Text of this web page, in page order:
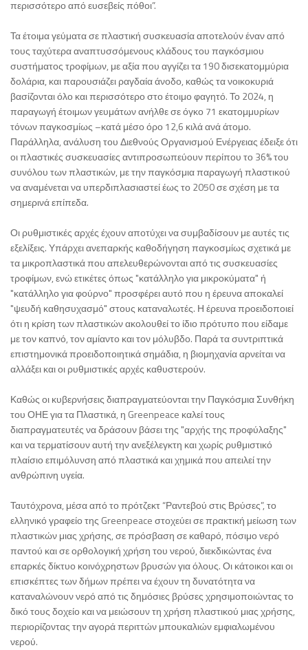
περισσότερο από ευσεβείς πόθοι”.
Τα έτοιμα γεύματα σε πλαστική συσκευασία αποτελούν έναν από
τους ταχύτερα αναπτυσσόμενους κλάδους του παγκόσμιου
συστήματος τροφίμων, με αξία που αγγίζει τα 190 δισεκατομμύρια
δολάρια, και παρουσιάζει ραγδαία άνοδο, καθώς τα νοικοκυριά
βασίζονται όλο και περισσότερο στο έτοιμο φαγητό. Το 2024, η
παραγωγή έτοιμων γευμάτων ανήλθε σε όγκο 71 εκατομμυρίων
τόνων παγκοσμίως –κατά μέσο όρο 12,6 κιλά ανά άτομο.
Παράλληλα, ανάλυση του Διεθνούς Οργανισμού Ενέργειας έδειξε ότι
οι πλαστικές συσκευασίες αντιπροσωπεύουν περίπου το 36% του
συνόλου των πλαστικών, με την παγκόσμια παραγωγή πλαστικού
να αναμένεται να υπερδιπλασιαστεί έως το 2050 σε σχέση με τα
σημερινά επίπεδα.
Οι ρυθμιστικές αρχές έχουν αποτύχει να συμβαδίσουν με αυτές τις
εξελίξεις. Υπάρχει ανεπαρκής καθοδήγηση παγκοσμίως σχετικά με
τα μικροπλαστικά που απελευθερώνονται από τις συσκευασίες
τροφίμων, ενώ ετικέτες όπως "κατάλληλο για μικροκύματα" ή
"κατάλληλο για φούρνο" προσφέρει αυτό που η έρευνα αποκαλεί
"ψευδή καθησυχασμό" στους καταναλωτές. Η έρευνα προειδοποιεί
ότι η κρίση των πλαστικών ακολουθεί το ίδιο πρότυπο που είδαμε
με τον καπνό, τον αμίαντο και τον μόλυβδο. Παρά τα συντριπτικά
επιστημονικά προειδοποιητικά σημάδια, η βιομηχανία αρνείται να
αλλάξει και οι ρυθμιστικές αρχές καθυστερούν.
Καθώς οι κυβερνήσεις διαπραγματεύονται την Παγκόσμια Συνθήκη
του ΟΗΕ για τα Πλαστικά, η Greenpeace καλεί τους
διαπραγματευτές να δράσουν βάσει της "αρχής της προφύλαξης"
και να τερματίσουν αυτή την ανεξέλεγκτη και χωρίς ρυθμιστικό
πλαίσιο επιμόλυνση από πλαστικά και χημικά που απειλεί την
ανθρώπινη υγεία.
Ταυτόχρονα, μέσα από το πρότζεκτ “Ραντεβού στις Βρύσες”, το
ελληνικό γραφείο της Greenpeace στοχεύει σε πρακτική μείωση των
πλαστικών μιας χρήσης, σε πρόσβαση σε καθαρό, πόσιμο νερό
παντού και σε ορθολογική χρήση του νερού, διεκδικώντας ένα
επαρκές δίκτυο κοινόχρηστων βρυσών για όλους. Οι κάτοικοι και οι
επισκέπτες των δήμων πρέπει να έχουν τη δυνατότητα να
καταναλώνουν νερό από τις δημόσιες βρύσες χρησιμοποιώντας το
δικό τους δοχείο και να μειώσουν τη χρήση πλαστικού μιας χρήσης,
περιορίζοντας την αγορά περιττών μπουκαλιών εμφιαλωμένου
νερού.